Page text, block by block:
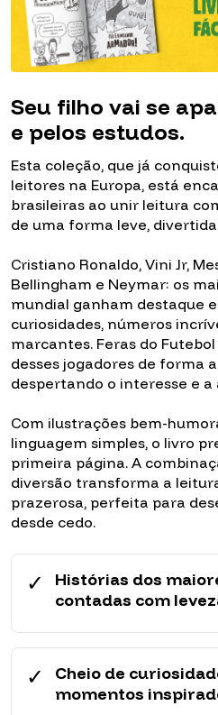
Seu filho vai se
e pelos estudos.
Esta coleção, que já
leitores na Europa, está
brasileiras ao unir leitura
de uma forma leve,
Cristiano Ronaldo, Vini Jr,
Bellingham e Neymar: os
mundial ganham destaque
curiosidades, números
marcantes. Feras do
desses jogadores de forma
despertando o interesse e
Com ilustrações bem-
linguagem simples, o livro
primeira página. A
diversão transforma a
prazerosa, perfeita para
desde cedo.
✓
Histórias dos
contadas com
✓
Cheio de
momentos